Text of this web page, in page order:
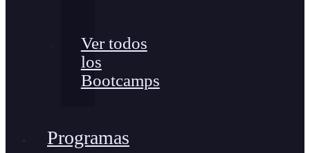
Ver todos
los
Bootcamps
Programas